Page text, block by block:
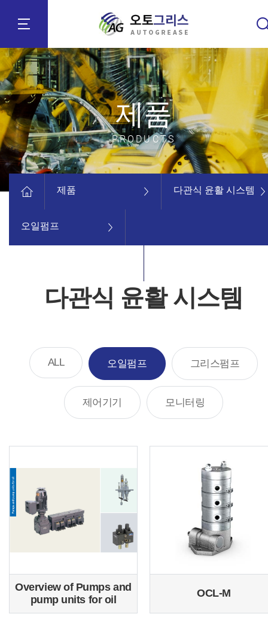
제품
PRODUCTS
제품 다관식 윤활 시스템
오일펌프
다관식 윤활 시스템
ALL 오일펌프 그리스펌프
제어기기 모니터링
Overview of Pumps and
pump units for oil
OCL-M